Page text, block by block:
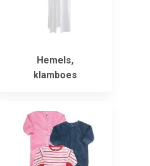
Hemels,
klamboes